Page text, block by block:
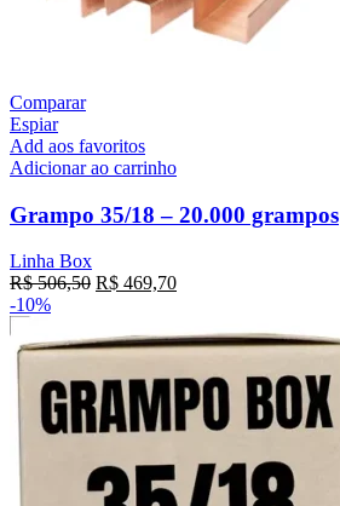
Comparar
Espiar
Add aos favoritos
Adicionar ao carrinho
Grampo 35/18 – 20.000 grampos
Linha Box
R$506,50 R$ 469,70
-10%